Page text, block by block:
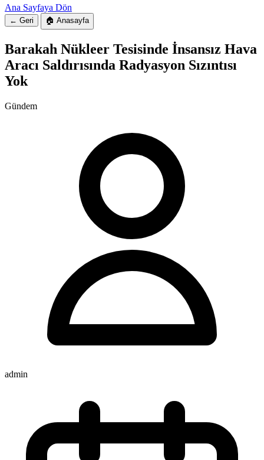
Ana Sayfaya Dön
← Geri 🏠 Anasayfa
Barakah Nükleer Tesisinde İnsansız Hava
Aracı Saldırısında Radyasyon Sızıntısı
Yok
Gündem
admin